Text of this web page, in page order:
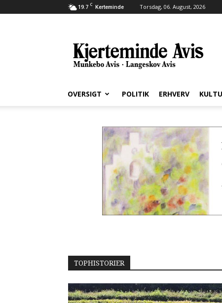
19.7 C Kerteminde Torsdag, 06. August, 2026
Avis
OVERSIGT POLITIK ERHVERV
TOPHISTORIER